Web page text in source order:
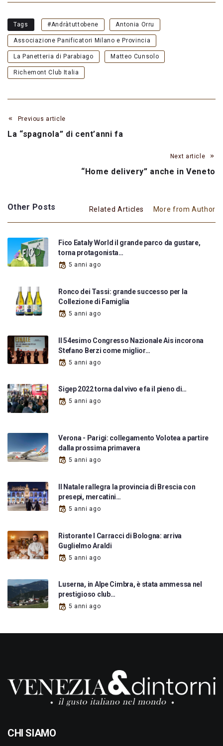
Tags #Andràtuttobene Antonia Orru
Associazione Panificatori Milano e Provincia
La Panetteria di Parabiago Matteo Cunsolo
Richemont Club Italia
Previous article
La “spagnola” di cent’anni fa
Next article
“Home delivery” anche in Veneto
Other Posts Related Articles More from Author
Fico Eataly World il grande parco da gustare,
torna protagonista…
5 anni ago
Ronco dei Tassi: grande successo per la
Collezione di Famiglia
5 anni ago
Il 54esimo Congresso Nazionale Ais incorona
Stefano Berzi come miglior…
5 anni ago
Sigep 2022 torna dal vivo e fa il pieno di…
5 anni ago
Verona - Parigi: collegamento Volotea a partire
dalla prossima primavera
5 anni ago
Il Natale rallegra la provincia di Brescia con
presepi, mercatini…
5 anni ago
Ristorante I Carracci di Bologna: arriva
Guglielmo Araldi
5 anni ago
Luserna, in Alpe Cimbra, è stata ammessa nel
prestigioso club…
5 anni ago
CHI SIAMO